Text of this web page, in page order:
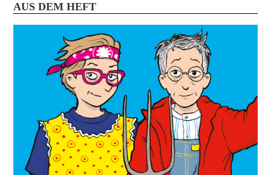
AUS DEM HEFT